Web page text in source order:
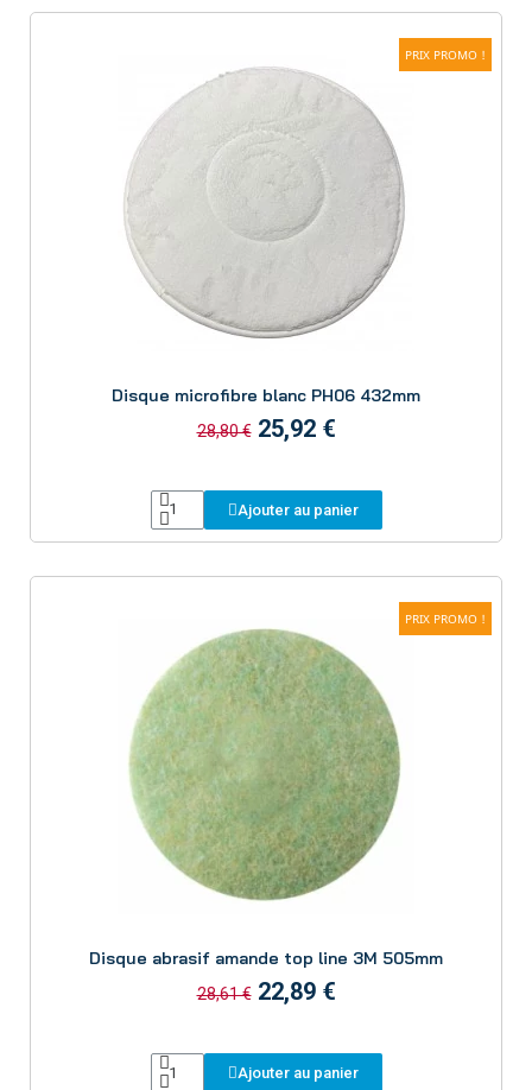
PRIX PROMO !
Disque microfibre blanc PH06 432mm
28,80 € 25,92 €
Ajouter au panier
PRIX PROMO !
Disque abrasif amande top line 3M 505mm
28,61 € 22,89 €
Ajouter au panier